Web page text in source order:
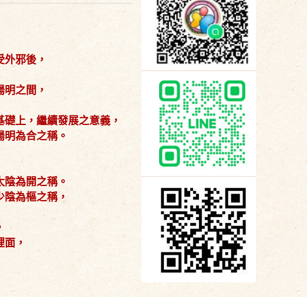
邪後，
之間，
上，繼續發展之意義，
為合之稱。
為開之稱。
為樞之稱，
，